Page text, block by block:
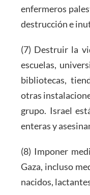
enfermeros
destrucción e
(7) Destruir la
escuelas,
bibliotecas,
otras
grupo. Israel
enteras y
(8) Imponer
Gaza, incluso
nacidos,